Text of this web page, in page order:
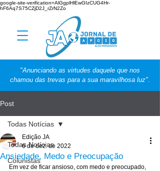
google-site-verification=AlGgplHlEwGIzCUG4Hr-
hF6Aq7S75CZjD2J_rZrN2Zo
"Anunciando as virtudes daquele que nos
chamou das trevas para a sua maravilhosa luz".
Post
Todas Notícias
Colunistas
Todas Notícias
Ansiedade, Medo e Preocupação
Edição JA
6 de dez. de 2022
Em vez de ficar ansioso, com medo e preocupado,